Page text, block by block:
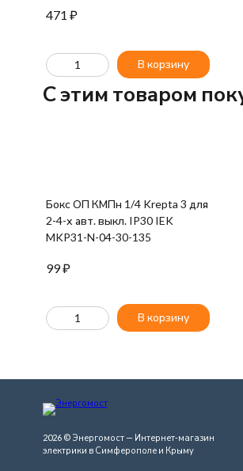
471 ₽
В корзину
C этим товаром
Бокс ОП КМПн 1/4 Krepta 3 для
2-4-х авт. выкл. IP30 IEK
MKP31-N-04-30-135
99₽
В корзину
2026 © Энергомост — Интернет-магазин
электрики в Симферополе и Крыму